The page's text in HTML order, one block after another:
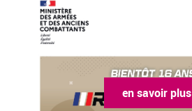
en savoir plus